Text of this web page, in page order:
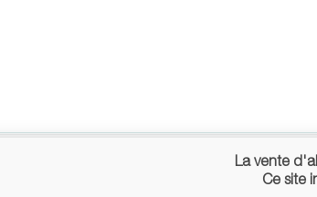
La vente
Ce site